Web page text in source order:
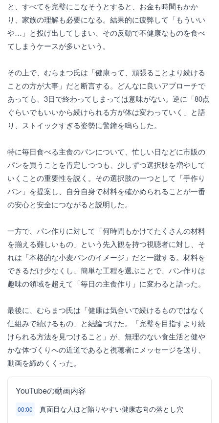
と、すべてを完璧にこなそうとすると、お金も時間もかか
り、家族の理解も必要になる。結果的に疲弊して「もういい
や…」と投げ出してしまい、その反動で不健康なものを食べ
てしまうケースが多いという。
その上で、むらまつ氏は「健康って、頑張ることより続ける
ことの方が大事」だと断言する。どんなに良いアプローチで
あっても、3日で終わってしまっては意味がない。逆に「80点
ぐらいでもいいから続けられる方が体は変わっていく」と語
り、ストイックすぎる姿勢に警鐘を鳴らした。
特に毎日食べる主食のパンについて、忙しい日などに市販の
パンを買うことを肯定しつつも、少しずつ選択肢を増やして
いくことの重要性を説く。その選択肢の一つとして「手作り
パン」を提案し、自分自身で材料を確かめられることが一番
の安心と安全につながると説明した。
一方で、パン作りに対して「何時間もかけてたくさんの材料
を揃える難しいもの」という先入観を持つ視聴者に対し、そ
れは「本格的な小麦パンのイメージ」だと一蹴する。材料を
できるだけ少なくし、簡単な工程を選ぶことで、パン作りは
趣味の領域を超えて「毎日の主食作り」に変わると語った。
最後に、むらまつ氏は「健康は気合いで続けるものではなく
仕組みで続けるもの」と結論づけた。「完璧を目指すより続
けられる方法を見つけること」が、無理のない食生活と健や
かな体づくりへの近道であると視聴者にメッセージを送り、
動画を締めくくった。
YouTubeの動画内容
00:00 真面目な人ほど陥りやすい健康志向の落とし穴